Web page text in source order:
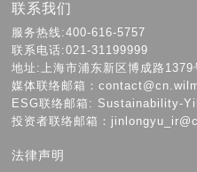
联系我们
服务热线:400-616-5757
联系电话:021-31199999
地址:上海市浦东新区博成路1379
媒体联络邮箱：
ESG联络邮箱: Sustainability-
投资者联络邮箱：
法律声明